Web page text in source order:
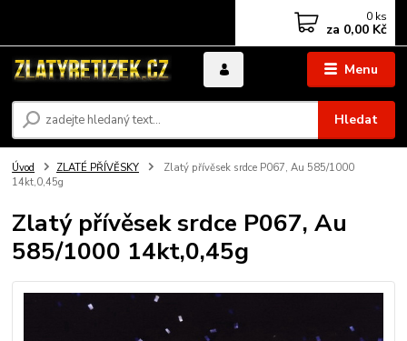
Menu
Hledat
0 ks
za 0,00 Kč
Úvod ZLATÉ PŘÍVĚSKY
Zlatý přívěsek srdce P067, Au 585/1000
14kt,0,45g
Zlatý přívěsek srdce P067, Au
585/1000 14kt,0,45g